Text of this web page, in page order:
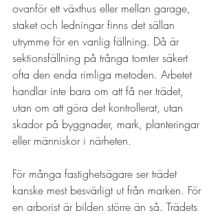
ovanför ett växthus eller mellan garage,
staket och ledningar finns det sällan
utrymme för en vanlig fällning. Då är
sektionsfällning på trånga tomter säkert
ofta den enda rimliga metoden. Arbetet
handlar inte bara om att få ner trädet,
utan om att göra det kontrollerat, utan
skador på byggnader, mark, planteringar
eller människor i närheten.
För många fastighetsägare ser trädet
kanske mest besvärligt ut från marken. För
en arborist är bilden större än så. Trädets